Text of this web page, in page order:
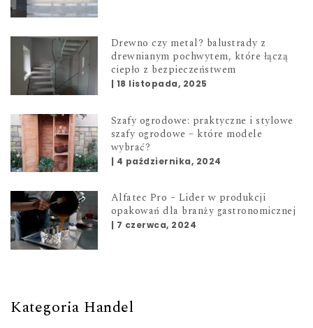
Drewno czy metal? balustrady z
drewnianym pochwytem, które łączą
ciepło z bezpieczeństwem
| 18 listopada, 2025
Szafy ogrodowe: praktyczne i stylowe
szafy ogrodowe – które modele
wybrać?
| 4 października, 2024
Alfatec Pro – Lider w produkcji
opakowań dla branży gastronomicznej
| 7 czerwca, 2024
Kategoria Handel